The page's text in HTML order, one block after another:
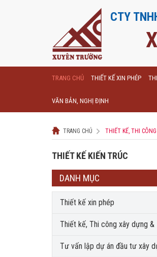
CTY
TRANG CHỦ THIẾT KẾ XIN PHÉP
VĂN BẢN, NGHỊ ĐỊNH
TRANG CHỦ THIẾT KẾ, THI CÔNG
THIẾT KẾ KIẾN TRÚC
DANH MỤC
Thiết kế xin phép
Thiết kế, Thi công xây dựng &
Tư vấn lập dự án đầu tư xây